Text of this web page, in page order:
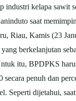
industri kelapa
saat
Riau, Kamis (23
berkelanjutan
itu, BPDPKS
secara penuh dan
Seperti dijetahui,